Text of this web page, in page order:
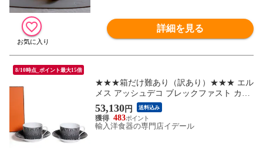
詳細を見る
8/10時点_ポイント最大15倍
★★★箱だけ難あり（訳あり）★★★ エル
メス アッシュデコ ブレックファスト カッ
プ＆ソーサー ペア340ml HERMES H Deco
Rouge ティー Hデコセット 食器セット
【食器 カトラリー】【アウトレット】
53,130円 送料込み
483
輸入洋食器の専門店イデール